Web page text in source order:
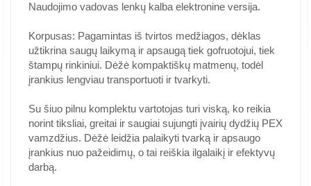
Naudojimo vadovas lenkų kalba elektronine versija.
Korpusas: Pagamintas iš tvirtos medžiagos, dėklas
užtikrina saugų laikymą ir apsaugą tiek gofruotojui, tiek
štampų rinkiniui. Dėžė kompaktiškų matmenų, todėl
įrankius lengviau transportuoti ir tvarkyti.
Su šiuo pilnu komplektu vartotojas turi viską, ko reikia
norint tiksliai, greitai ir saugiai sujungti įvairių dydžių PEX
vamzdžius. Dėžė leidžia palaikyti tvarką ir apsaugo
įrankius nuo pažeidimų, o tai reiškia ilgalaikį ir efektyvų
darbą.